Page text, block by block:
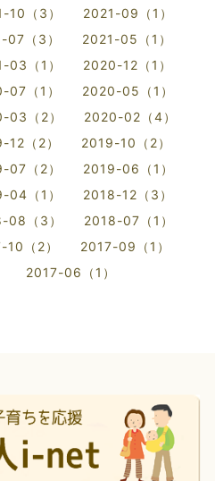
10（3）
2021-09（1）
07（3）
2021-05（1）
03（1）
2020-12（1）
07（1）
2020-05（1）
03（2）
2020-02（4）
12（2）
2019-10（2）
07（2）
2019-06（1）
04（1）
2018-12（3）
08（3）
2018-07（1）
10（2）
2017-09（1）
2017-06（1）